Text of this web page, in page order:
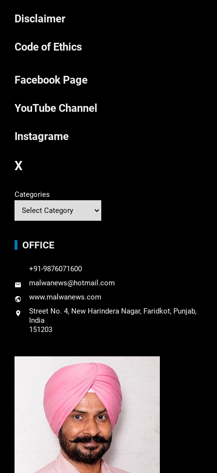
Disclaimer
Code of Ethics
Facebook Page
YouTube Channel
Instagrame
X
Categories
OFFICE
+91-9876071600
malwanews@hotmail.com
www.malwanews.com
Street No. 4, New Harindera Nagar, Faridkot, Punjab,
India
151203